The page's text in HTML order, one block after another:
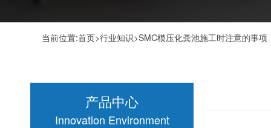
当前位置:首页>行业知识>SMC模压化粪池施工时注意的事项
产品中心
Innovation Environment